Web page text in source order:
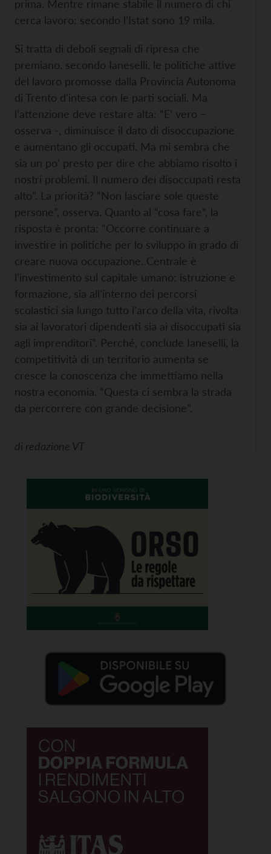
prima. Mentre rimane stabile il numero di chi
cerca lavoro: secondo l’Istat sono 19 mila.
Si tratta di deboli segnali di ripresa che
premiano, secondo Ianeselli, le politiche attive
del lavoro promosse dalla Provincia Autonoma
di Trento d’intesa con le parti sociali. Ma
l’attenzione deve restare alta: “E’ vero –
osserva -, diminuisce il dato di disoccupazione
e aumentano gli occupati. Ma mi sembra che
sia un po’ presto per dire che abbiamo risolto i
nostri problemi. Il numero dei disoccupati resta
alto”. La priorità? “Non lasciare sole queste
persone”, osserva. Quanto al “cosa fare”, la
risposta è pronta: “Occorre continuare a
investire in politiche per lo sviluppo in grado di
creare nuova occupazione. Centrale è
l’investimento sul capitale umano: istruzione e
formazione, sia all’interno dei percorsi
scolastici sia lungo tutto l’arco della vita, rivolta
sia ai lavoratori dipendenti sia ai disoccupati sia
agli imprenditori”. Perché, conclude Ianeselli, la
competitività di un territorio aumenta se
cresce la conoscenza che immettiamo nella
nostra economia. “Questa ci sembra la strada
da percorrere con grande decisione”.
di redazione VT